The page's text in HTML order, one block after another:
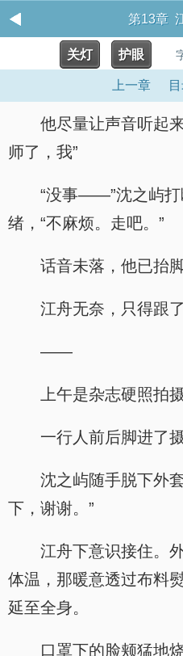
第13章
关灯 护眼 字
上一章
他尽量让声音听起
师了，我”
“没事——”沈之屿打
绪，“不麻烦。走吧。”
话音未落，他已抬
江舟无奈，只得跟了
——
上午是杂志硬照拍摄
一行人前后脚进了摄
沈之屿随手脱下外
下，谢谢。”
江舟下意识接住。
体温，那暖意透过布料
延至全身。
口罩下的脸颊猛地